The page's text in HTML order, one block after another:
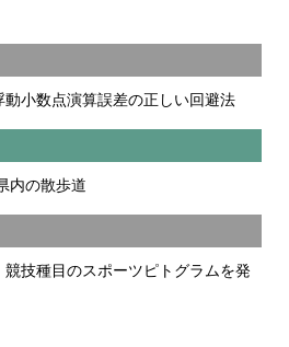
小数点演算誤差の正しい回避法
内の散歩道
技種目のスポーツピトグラムを発